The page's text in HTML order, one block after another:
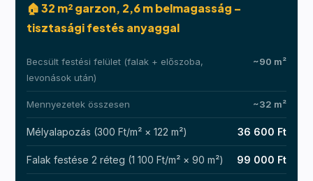
🏠 32 m² garzon, 2,6 m belmagasság –
tisztasági festés anyaggal
Becsült festési felület (falak + előszoba,
levonások után)
~90 m²
Mennyezetek összesen ~32 m²
Mélyalapozás (300 Ft/m² × 122 m²) 36 600 Ft
Falak festése 2 réteg (1 100 Ft/m² × 90 m²) 99 000 Ft